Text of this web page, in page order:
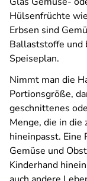
Hülsenfrüchte
Erbsen sind
Ballaststoffe und
Speiseplan.
Nimmt man die
Portionsgröße,
geschnittenes
Menge, die in die
hineinpasst.
Gemüse und
Kinderhand